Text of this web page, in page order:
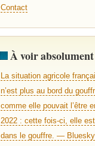
Contact
À voir absolument
La situation agricole
n’est plus au bord du
comme elle pouvait l’être
2022 : cette fois-ci, elle est
dans le gouffre. — Bluesky